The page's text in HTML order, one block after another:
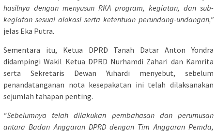
hasilnya dengan menyusun RKA program, kegiatan, dan sub-
kegiatan sesuai alokasi serta ketentuan perundang-undangan,”
jelas Eka Putra.
Sementara itu, Ketua DPRD Tanah Datar Anton Yondra
didampingi Wakil Ketua DPRD Nurhamdi Zahari dan Kamrita
serta Sekretaris Dewan Yuhardi menyebut, sebelum
penandatanganan nota kesepakatan ini telah dilaksanakan
sejumlah tahapan penting.
“Sebelumnya telah dilakukan pembahasan dan perumusan
antara Badan Anggaran DPRD dengan Tim Anggaran Pemda,